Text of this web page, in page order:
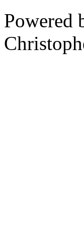
Powered